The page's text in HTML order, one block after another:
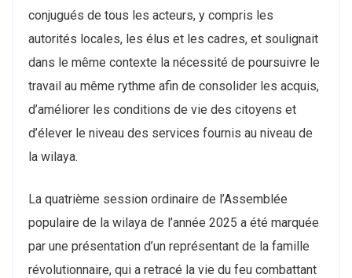
conjugués de tous les acteurs, y compris les
autorités locales, les élus et les cadres, et soulignait
dans le même contexte la nécessité de poursuivre le
travail au même rythme afin de consolider les acquis,
d’améliorer les conditions de vie des citoyens et
d’élever le niveau des services fournis au niveau de
la wilaya.
La quatrième session ordinaire de l’Assemblée
populaire de la wilaya de l’année 2025 a été marquée
par une présentation d’un représentant de la famille
révolutionnaire, qui a retracé la vie du feu combattant